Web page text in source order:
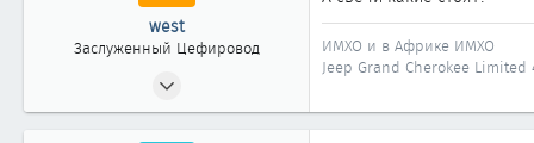
west
Заслуженный Цефировод
1 362
ИМХО и в Африке ИМХО
Jeep Grand Cherokee Limited